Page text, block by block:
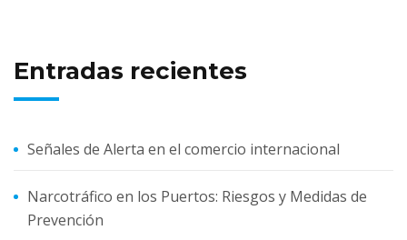
Entradas recientes
Señales de Alerta en el comercio internacional
Narcotráfico en los Puertos: Riesgos y Medidas de
Prevención